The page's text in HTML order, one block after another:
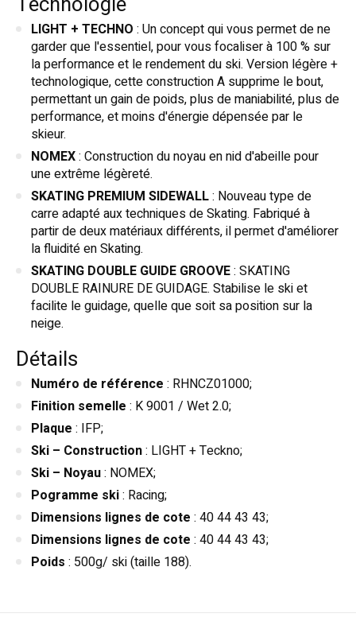
LIGHT + TECHNO : Un concept qui vous permet de ne
garder que l'essentiel, pour vous focaliser à 100 % sur
la performance et le rendement du ski. Version légère +
technologique, cette construction A supprime le bout,
permettant un gain de poids, plus de maniabilité, plus de
performance, et moins d'énergie dépensée par le
skieur.
NOMEX: Construction du noyau en nid d'abeille pour
une extrême légèreté.
SKATING PREMIUM SIDEWALL: Nouveau type de
carre adapté aux techniques de Skating. Fabriqué à
partir de deux matériaux différents, il permet d'améliorer
la fluidité en Skating.
SKATING DOUBLE GUIDE GROOVE: SKATING
DOUBLE RAINURE DE GUIDAGE. Stabilise le ski et
facilite le guidage, quelle que soit sa position sur la
neige.
Détails
Numéro de référence : RHNCZ01000;
Finition semelle : K 9001 / Wet 2.0;
Plaque : IFP;
Ski – Construction: LIGHT + Teckno;
Ski – Noyau: NOMEX;
Pogramme ski: Racing;
Dimensions lignes de cote : 40 44 43 43;
Dimensions lignes de cote : 40 44 43 43;
Poids : 500g/ ski (taille 188).